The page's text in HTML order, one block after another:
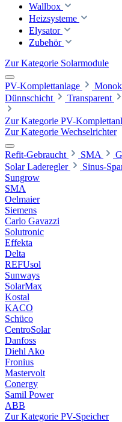
Wallbox
Heizsysteme
Elysator
Zubehör
Zur Kategorie Solarmodule
PV-Komplettanlage
Dünnschicht
Transparent
Zur Kategorie PV-
Zur Kategorie Wechselrichter
Refit-Gebraucht SMA
Solar Laderegler
Sinus-
Sungrow
SMA
Oelmaier
Siemens
Carlo Gavazzi
Solutronic
Effekta
Delta
REFUsol
Sunways
SolarMax
Kostal
KACO
Schüco
CentroSolar
Danfoss
Diehl Ako
Fronius
Mastervolt
Conergy
Samil Power
ABB
Zur Kategorie PV-Speicher